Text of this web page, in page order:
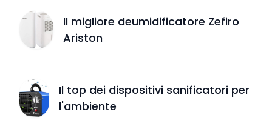
Il migliore deumidificatore Zefiro
Ariston
Il top dei dispositivi sanificatori per
l'ambiente